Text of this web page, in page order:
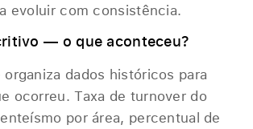
evoluir com consistência.
— o que aconteceu?
organiza dados históricos para
ocorreu. Taxa de turnover do
por área, percentual de